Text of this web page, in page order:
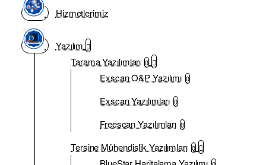
Hizmetlerimiz
Yazılım
Tarama Yazılımları 0
Exscan O&P Yazılımı 0
Exscan Yazılımları 0
Freescan Yazılımları 0
Tersine Mühendislik Yazılımları 0